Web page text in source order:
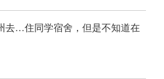
去…住同学宿舍，但是不知道在